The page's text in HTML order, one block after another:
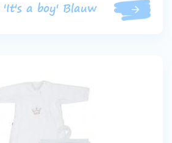
a boy' Blauw